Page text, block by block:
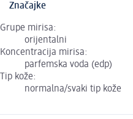
Značajke
Grupe mirisa:
orijentalni
Koncentracija mirisa:
parfemska voda (edp)
Tip kože:
normalna/svaki tip kože